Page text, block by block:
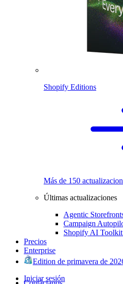
Shopify Editions
Más de 150
Últimas actualizaciones
Agentic
Campaign
Shopify AI Toolkit
Precios
Enterprise
Edition de primavera de
Iniciar sesión